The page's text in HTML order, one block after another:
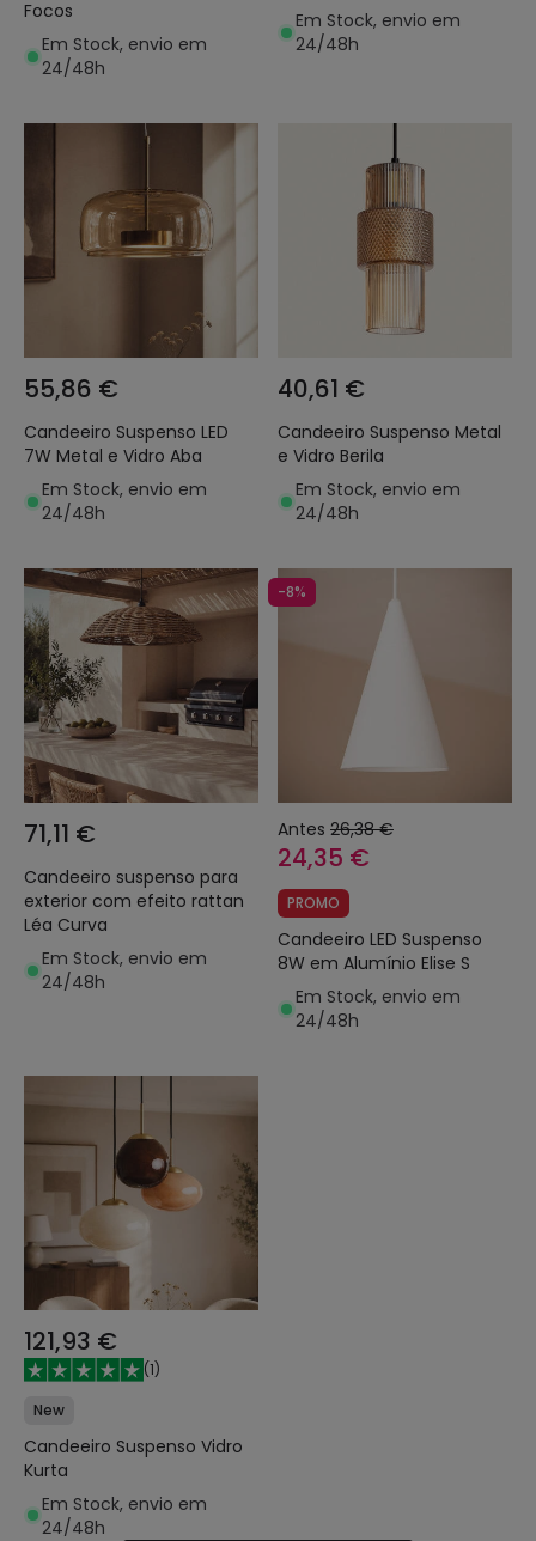
Focos
Em Stock, envio em
24/48h
Em Stock, envio em
24/48h
55,86 €
Candeeiro Suspenso LED
7W Metal e Vidro Aba
Em Stock, envio em
24/48h
40,61 €
Candeeiro Suspenso Metal
e Vidro Berila
Em Stock, envio em
24/48h
71,11 €
Candeeiro suspenso para
exterior com efeito rattan
Léa Curva
Em Stock, envio em
24/48h
-8%
Antes 26,38 €
24,35 €
PROMO
Candeeiro LED Suspenso
8W em Alumínio Elise S
Em Stock, envio em
24/48h
121,93 €
(1)
New
Candeeiro Suspenso Vidro
Kurta
Em Stock, envio em
24/48h